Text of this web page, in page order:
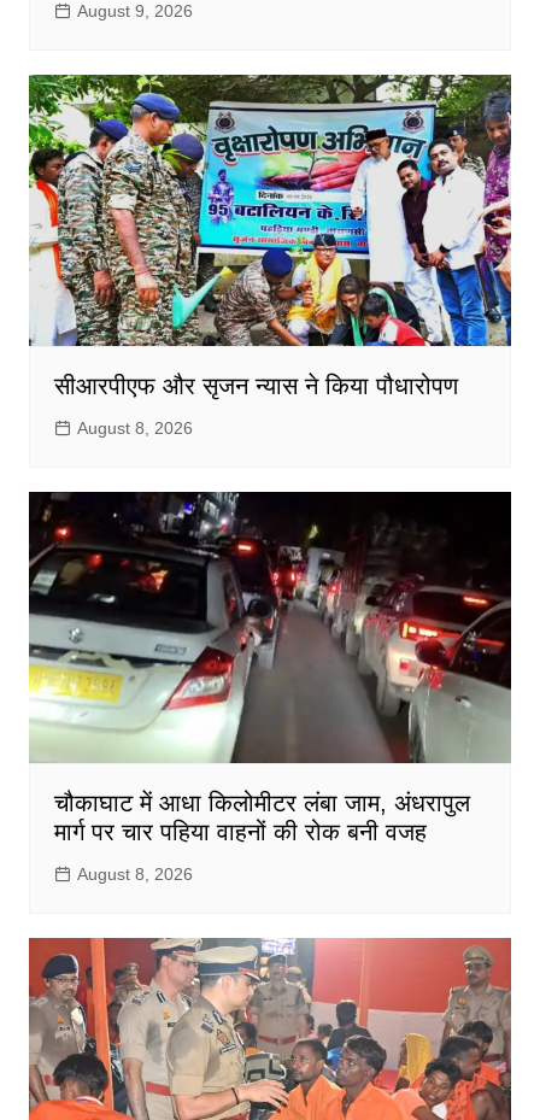
August 9, 2026
सीआरपीएफ और सृजन न्यास ने किया पौधारोपण
August 8, 2026
चौकाघाट में आधा किलोमीटर लंबा जाम, अंधरापुल
मार्ग पर चार पहिया वाहनों की रोक बनी वजह
August 8, 2026